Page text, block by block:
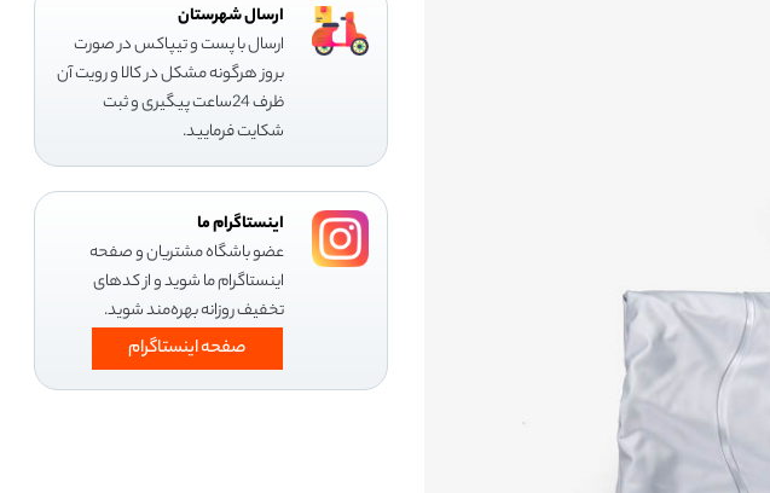
ارسال شهرستان
ارسال با پست و تیپاکس در صورت
بروز هرگونه مشکل در کالا و رویت آن
ظرف 24ساعت پیگیری و ثبت
شکایت فرمایید.
اینستاگرام ما
عضو باشگاه مشتریان و صفحه
اینستاگرام ما شوید و از کدهای
تخفیف روزانه بهره‌مند شوید.
صفحه اینستاگرام